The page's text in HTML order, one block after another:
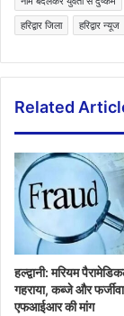
हरिद्वार जिला
हरिद्वार न्यूज
Related
हल्द्वानी: मरियम
गहराया, कब्जे और
एफआईआर की मांग